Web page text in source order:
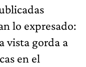
lo expresado:
vista gorda a
en el